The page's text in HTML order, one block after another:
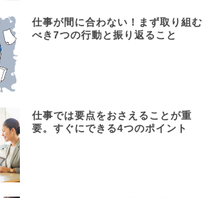
仕事が間に合わない！まず取り組む
べき7つの行動と振り返ること
仕事では要点をおさえることが重
要。すぐにできる4つのポイント